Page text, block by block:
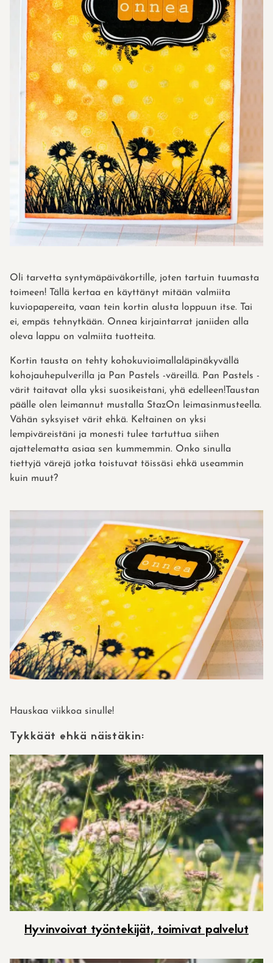
Oli tarvetta syntymäpäiväkortille, joten tartuin tuumasta
toimeen! Tällä kertaa en käyttänyt mitään valmiita
kuviopapereita, vaan tein kortin alusta loppuun itse. Tai
ei, empäs tehnytkään. Onnea kirjaintarrat janiiden alla
oleva lappu on valmiita tuotteita.
Kortin tausta on tehty kohokuvioimallaläpinäkyvällä
kohojauhepulverilla ja Pan Pastels -väreillä. Pan Pastels -
värit taitavat olla yksi suosikeistani, yhä edelleen!Taustan
päälle olen leimannut mustalla StazOn leimasinmusteella.
Vähän syksyiset värit ehkä. Keltainen on yksi
lempiväreistäni ja monesti tulee tartuttua siihen
ajattelematta asiaa sen kummemmin. Onko sinulla
tiettyjä värejä jotka toistuvat töissäsi ehkä useammin
kuin muut?
Hauskaa viikkoa sinulle!
Tykkäät ehkä näistäkin:
Hyvinvoivat työntekijät, toimivat palvelut